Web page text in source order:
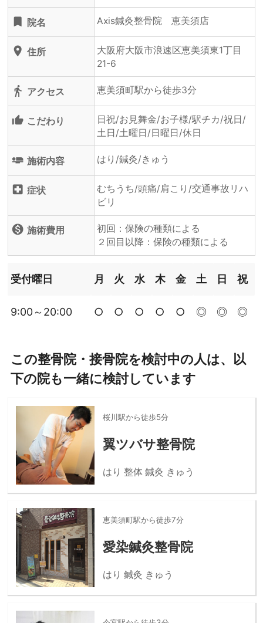
turned_in 院名 Axis鍼灸整骨院 恵美須店
location_on 住所
大阪府大阪市浪速区恵美須東1丁目
21-6
directions_walk アクセス 恵美須町駅から徒歩3分
thumb_up_alt こだわり
日祝/お見舞金/お子様/駅チカ/祝日/
土日/土曜日/日曜日/休日
airline_seat_flat 施術内容 はり/鍼灸/きゅう
local_hospital 症状
むちうち/頭痛/肩こり/交通事故リハ
ビリ
monetization_on 施術費用
初回：保険の種類による
２回目以降：保険の種類による
受付曜日 月 火 水 木 金 土 日 祝
9:00～20:00 ○ ○ ○ ○ ○ ◎ ◎ ◎
この整骨院・接骨院を検討中の人は、以
下の院も一緒に検討しています
桜川駅から徒歩5分
翼ツバサ整骨院
はり 整体 鍼灸 きゅう
恵美須町駅から徒歩7分
愛染鍼灸整骨院
はり 鍼灸 きゅう